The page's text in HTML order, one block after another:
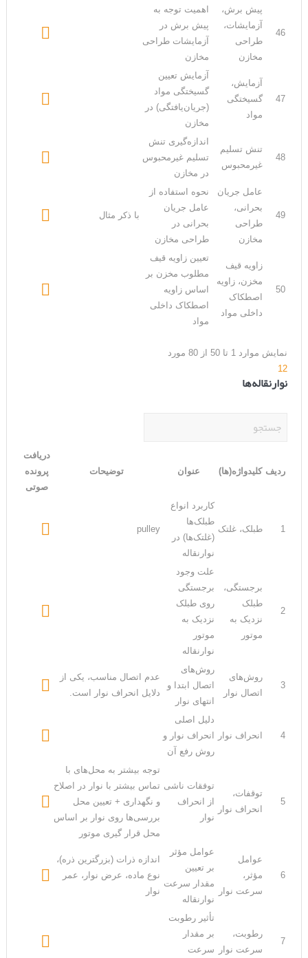
46
پیش برش،
آزمایشات،
طراحی
مخازن
اهمیت توجه به
پیش برش در
آزمایشات طراحی
مخازن

47
آزمایش،
گسیختگی
مواد
آزمایش تعیین
گسیختگی مواد
(جریان‌یافتگی) در
مخازن

48
تنش تسلیم
غیرمحبوس
اندازه‌گیری تنش
تسلیم غیرمحبوس
در مخازن

49
عامل جریان
بحرانی،
طراحی
مخازن
نحوه استفاده از
عامل جریان
بحرانی در
طراحی مخازن
با ذکر مثال 
50
زاویه قیف
مخزن، زاویه
اصطکاک
داخلی مواد
تعیین زاویه قیف
مطلوب مخزن بر
اساس زاویه
اصطکاک داخلی
مواد

نمایش موارد 1 تا 50 از 80 مورد
12
نوارنقاله‌ها
ردیف کلیدواژه(ها) عنوان توضیحات
دریافت
پرونده
صوتی
1 طبلک، غلتک
کاربرد انواع
طبلک‌ها
(غلتک‌ها) در
نوارنقاله
pulley

2
برجستگی،
طبلک
نزدیک به
موتور
علت وجود
برجستگی
روی طبلک
نزدیک به
موتور
نوارنقاله

3
روش‌های
اتصال نوار
روش‌های
اتصال ابتدا و
انتهای نوار
عدم اتصال مناسب، یکی از
دلایل انحراف نوار است.

4 انحراف نوار
دلیل اصلی
انحراف نوار و
روش رفع آن

5
توقفات،
انحراف نوار
توفقات ناشی
از انحراف
نوار
توجه بیشتر به محل‌های با
تماس بیشتر با نوار در اصلاح
و نگهداری + تعیین محل
بررسی‌ها روی نوار بر اساس
محل قرار گیری موتور

6
عوامل
مؤثر،
سرعت نوار
عوامل مؤثر
بر تعیین
مقدار سرعت
نوارنقاله
اندازه ذرات (بزرگترین ذره)،
نوع ماده، عرض نوار، عمر
نوار

7
رطوبت،
سرعت نوار
تأثیر رطوبت
بر مقدار
سرعت
